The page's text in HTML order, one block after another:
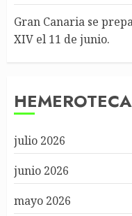
Gran Canaria se
XIV el 11 de junio.
HEMEROTECA
julio 2026
junio 2026
mayo 2026